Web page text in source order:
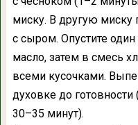
миску. В другую миску
с сыром. Опустите
масло, затем в смесь
всеми кусочками.
духовке до
30–35 минут).